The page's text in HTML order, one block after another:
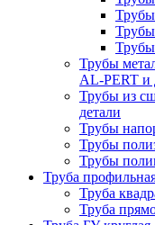
Трубы
AL-PERT и
Трубы из
детали
Трубы
Трубы
Трубы
Труба
Труба
Труба